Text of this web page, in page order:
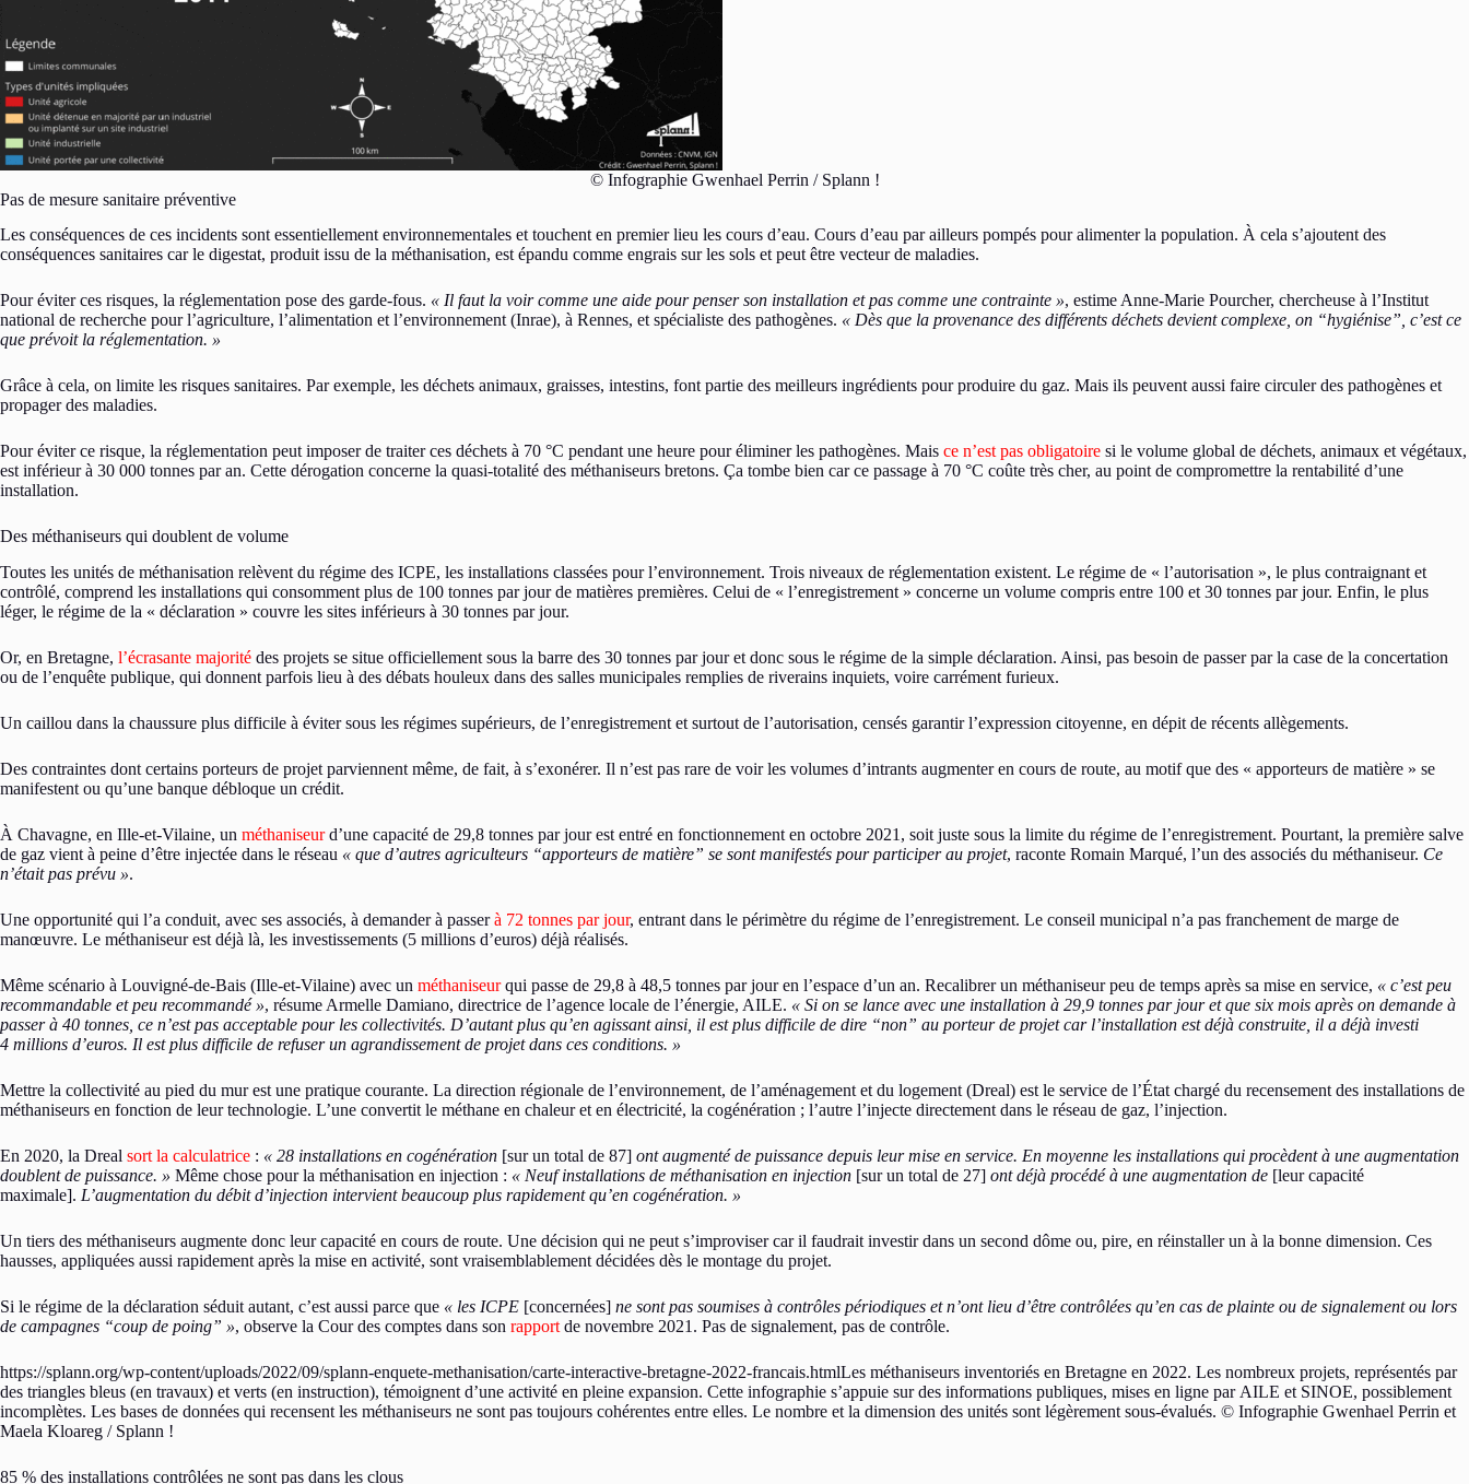
© Infographie Gwenhael Perrin / Splann !
Pas de mesure sanitaire préventive
Les conséquences de ces incidents sont essentiellement environnementales et touchent en premier lieu les cours d’eau. Cours d’eau par ailleurs pompés pour alimenter la population. À cela s’ajoutent des
conséquences sanitaires car le digestat, produit issu de la méthanisation, est épandu comme engrais sur les sols et peut être vecteur de maladies.
Pour éviter ces risques, la réglementation pose des garde-fous. « Il faut la voir comme une aide pour penser son installation et pas comme une contrainte », estime Anne-Marie Pourcher, chercheuse à l’Institut
national de recherche pour l’agriculture, l’alimentation et l’environnement (Inrae), à Rennes, et spécialiste des pathogènes. « Dès que la provenance des différents déchets devient complexe, on “hygiénise”, c’est ce
que prévoit la réglementation. »
Grâce à cela, on limite les risques sanitaires. Par exemple, les déchets animaux, graisses, intestins, font partie des meilleurs ingrédients pour produire du gaz. Mais ils peuvent aussi faire circuler des pathogènes et
propager des maladies.
Pour éviter ce risque, la réglementation peut imposer de traiter ces déchets à 70 °C pendant une heure pour éliminer les pathogènes. Mais ce n’est pas obligatoire si le volume global de déchets, animaux et végétaux,
est inférieur à 30 000 tonnes par an. Cette dérogation concerne la quasi-totalité des méthaniseurs bretons. Ça tombe bien car ce passage à 70 °C coûte très cher, au point de compromettre la rentabilité d’une
installation.
Des méthaniseurs qui doublent de volume
Toutes les unités de méthanisation relèvent du régime des ICPE, les installations classées pour l’environnement. Trois niveaux de réglementation existent. Le régime de « l’autorisation », le plus contraignant et
contrôlé, comprend les installations qui consomment plus de 100 tonnes par jour de matières premières. Celui de « l’enregistrement » concerne un volume compris entre 100 et 30 tonnes par jour. Enfin, le plus
léger, le régime de la « déclaration » couvre les sites inférieurs à 30 tonnes par jour.
Or, en Bretagne, l’écrasante majorité des projets se situe officiellement sous la barre des 30 tonnes par jour et donc sous le régime de la simple déclaration. Ainsi, pas besoin de passer par la case de la concertation
ou de l’enquête publique, qui donnent parfois lieu à des débats houleux dans des salles municipales remplies de riverains inquiets, voire carrément furieux.
Un caillou dans la chaussure plus difficile à éviter sous les régimes supérieurs, de l’enregistrement et surtout de l’autorisation, censés garantir l’expression citoyenne, en dépit de récents allègements.
Des contraintes dont certains porteurs de projet parviennent même, de fait, à s’exonérer. Il n’est pas rare de voir les volumes d’intrants augmenter en cours de route, au motif que des « apporteurs de matière » se
manifestent ou qu’une banque débloque un crédit.
À Chavagne, en Ille-et-Vilaine, un méthaniseurd’une capacité de 29,8 tonnes par jour est entré en fonctionnement en octobre 2021, soit juste sous la limite du régime de l’enregistrement. Pourtant, la première salve
de gaz vient à peine d’être injectée dans le réseau « que d’autres agriculteurs “apporteurs de matière” se sont manifestés pour participer au projet, raconte Romain Marqué, l’un des associés du méthaniseur. Ce
n’était pas prévu ».
Une opportunité qui l’a conduit, avec ses associés, à demander à passerà 72 tonnes par jour, entrant dans le périmètre du régime de l’enregistrement. Le conseil municipal n’a pas franchement de marge de
manœuvre. Le méthaniseur est déjà là, les investissements (5 millions d’euros) déjà réalisés.
Même scénario à Louvigné-de-Bais (Ille-et-Vilaine) avec un méthaniseurqui passe de 29,8 à 48,5 tonnes par jour en l’espace d’un an. Recalibrer un méthaniseur peu de temps après sa mise en service, « c’est peu
recommandable et peu recommandé », résume Armelle Damiano, directrice de l’agence locale de l’énergie, AILE. « Si on se lance avec une installation à 29,9 tonnes par jour et que six mois après on demande à
passer à 40 tonnes, ce n’est pas acceptable pour les collectivités. D’autant plus qu’en agissant ainsi, il est plus difficile de dire “non” au porteur de projet car l’installation est déjà construite, il a déjà investi
4 millions d’euros. Il est plus difficile de refuser un agrandissement de projet dans ces conditions. »
Mettre la collectivité au pied du mur est une pratique courante. La direction régionale de l’environnement, de l’aménagement et du logement (Dreal) est le service de l’État chargé du recensement des installations de
méthaniseurs en fonction de leur technologie. L’une convertit le méthane en chaleur et en électricité, la cogénération ; l’autre l’injecte directement dans le réseau de gaz, l’injection.
En 2020, la Dreal sort la calculatrice : « 28 installations en cogénération [sur un total de 87] ont augmenté de puissance depuis leur mise en service. En moyenne les installations qui procèdent à une augmentation
doublent de puissance. » Même chose pour la méthanisation en injection : « Neuf installations de méthanisation en injection [sur un total de 27] ont déjà procédé à une augmentation de [leur capacité
maximale]. L’augmentation du débit d’injection intervient beaucoup plus rapidement qu’en cogénération. »
Un tiers des méthaniseurs augmente donc leur capacité en cours de route. Une décision qui ne peut s’improviser car il faudrait investir dans un second dôme ou, pire, en réinstaller un à la bonne dimension. Ces
hausses, appliquées aussi rapidement après la mise en activité, sont vraisemblablement décidées dès le montage du projet.
Si le régime de la déclaration séduit autant, c’est aussi parce que « les ICPE [concernées] ne sont pas soumises à contrôles périodiques et n’ont lieu d’être contrôlées qu’en cas de plainte ou de signalement ou lors
de campagnes “coup de poing” », observe la Cour des comptes dans son rapport de novembre 2021. Pas de signalement, pas de contrôle.
https://splann.org/wp-content/uploads/2022/09/splann-enquete-methanisation/carte-interactive-bretagne-2022-francais.htmlLes méthaniseurs inventoriés en Bretagne en 2022. Les nombreux projets, représentés par
des triangles bleus (en travaux) et verts (en instruction), témoignent d’une activité en pleine expansion. Cette infographie s’appuie sur des informations publiques, mises en ligne par AILE et SINOE, possiblement
incomplètes. Les bases de données qui recensent les méthaniseurs ne sont pas toujours cohérentes entre elles. Le nombre et la dimension des unités sont légèrement sous-évalués. © Infographie Gwenhael Perrin et
Maela Kloareg / Splann !
85 % des installations contrôlées ne sont pas dans les clous